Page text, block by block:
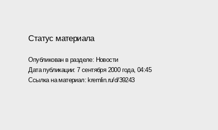
Статус материала
Опубликован в разделе: Новости
Дата публикации:7 сентября 2000 года, 04:45
Ссылка на материал:kremlin.ru/d/39243